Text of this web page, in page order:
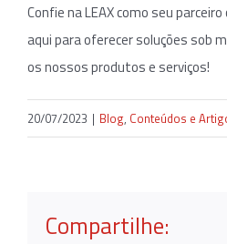
Confie na LEAX como seu
aqui para oferecer soluções sob
os nossos produtos e serviços!
20/07/2023 | Blog, Conteúdos e
Compartilhe: